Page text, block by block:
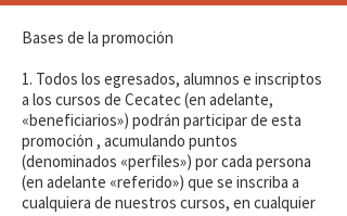
Bases de la promoción
1. Todos los egresados, alumnos e inscriptos
a los cursos de Cecatec (en adelante,
«beneficiarios») podrán participar de esta
promoción , acumulando puntos
(denominados «perfiles») por cada persona
(en adelante «referido») que se inscriba a
cualquiera de nuestros cursos, en cualquier